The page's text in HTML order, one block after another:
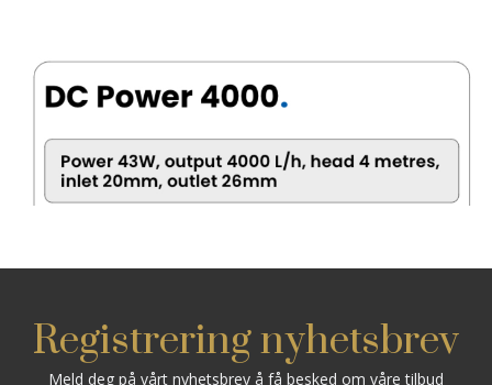
Registrering nyhetsbrev
Meld deg på vårt nyhetsbrev å få besked om våre tilbud